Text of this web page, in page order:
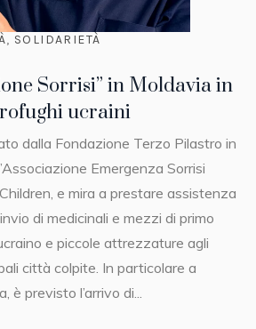
, SOLIDARIETÀ
Sorrisi” in Moldavia in
ucraini
dalla Fondazione Terzo Pilastro in
Emergenza Sorrisi
e mira a prestare assistenza
di medicinali e mezzi di primo
e piccole attrezzature agli
città colpite. In particolare a
è previsto l’arrivo di...